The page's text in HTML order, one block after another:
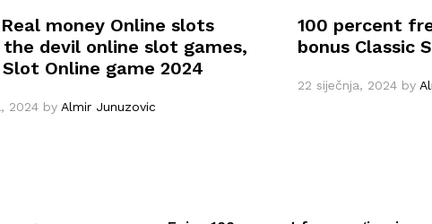
Real money Online slots
the devil online slot games,
Online game 2024
2024 by Almir Junuzovic
100 percent
bonus Classic
22 siječnja, 2024 by